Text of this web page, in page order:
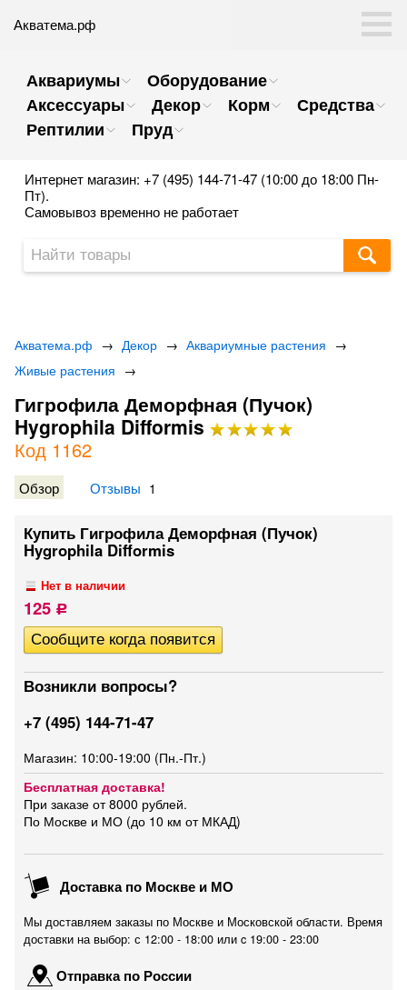
Акватема.рф
Аквариумы
Оборудование
Аксессуары
Декор Корм
Средства
Рептилии
Пруд
Интернет магазин: +7 (495) 144-71-47 (10:00 до 18:00 Пн-
Пт).
Самовывоз временно не работает
Акватема.рф → Декор → Аквариумные растения →
Живые растения →
Гигрофила Деморфная (Пучок)
Hygrophila Difformis
Код 1162
Обзор Отзывы 1
Купить Гигрофила Деморфная (Пучок)
Hygrophila Difformis
Нет в наличии
125 Р
Возникли вопросы?
+7 (495) 144-71-47
Магазин: 10:00-19:00 (Пн.-Пт.)
Бесплатная доставка!
При заказе от 8000 рублей.
По Москве и МО (до 10 км от МКАД)
Доставка по Москве и МО
Мы доставляем заказы по Москве и Московской области. Время
доставки на выбор: с 12:00 - 18:00 или c 19:00 - 23:00
Отправка по России